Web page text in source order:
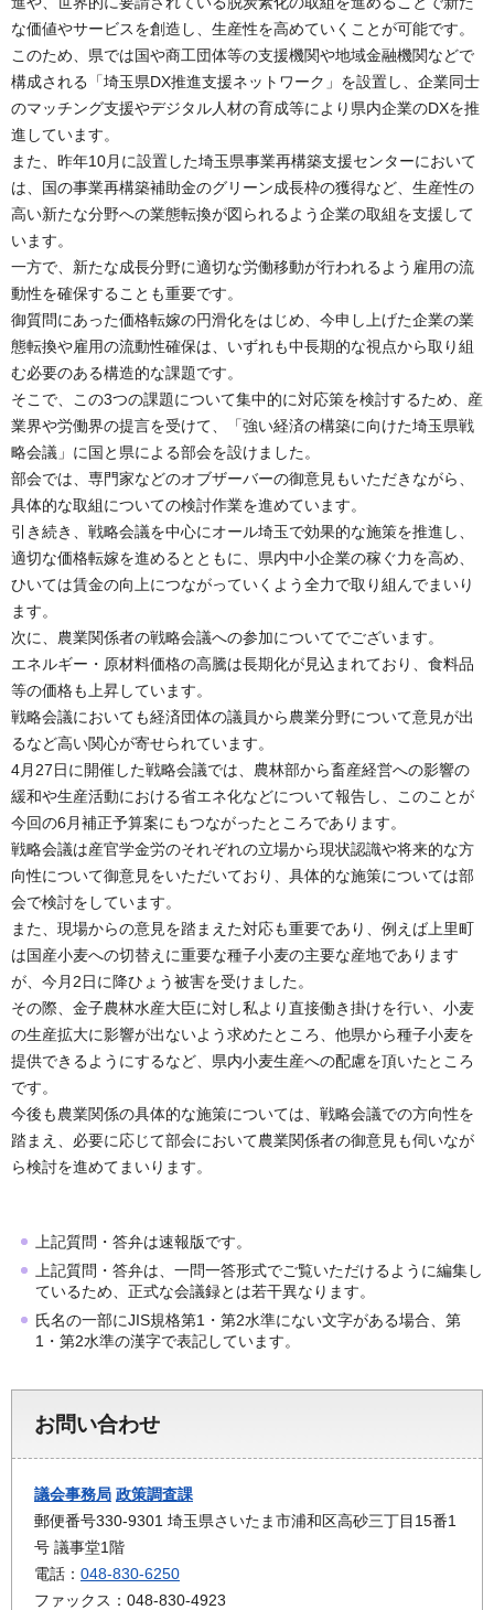
な価値やサービスを創造し、生産性を高めていくことが可能です。
このため、県では国や商工団体等の支援機関や地域金融機関などで
構成される「埼玉県DX推進支援ネットワーク」を設置し、企業同士
のマッチング支援やデジタル人材の育成等により県内企業のDXを推
進しています。
また、昨年10月に設置した埼玉県事業再構築支援センターにおいて
は、国の事業再構築補助金のグリーン成長枠の獲得など、生産性の
高い新たな分野への業態転換が図られるよう企業の取組を支援して
います。
一方で、新たな成長分野に適切な労働移動が行われるよう雇用の流
動性を確保することも重要です。
御質問にあった価格転嫁の円滑化をはじめ、今申し上げた企業の業
態転換や雇用の流動性確保は、いずれも中長期的な視点から取り組
む必要のある構造的な課題です。
そこで、この3つの課題について集中的に対応策を検討するため、産
業界や労働界の提言を受けて、「強い経済の構築に向けた埼玉県戦
略会議」に国と県による部会を設けました。
部会では、専門家などのオブザーバーの御意見もいただきながら、
具体的な取組についての検討作業を進めています。
引き続き、戦略会議を中心にオール埼玉で効果的な施策を推進し、
適切な価格転嫁を進めるとともに、県内中小企業の稼ぐ力を高め、
ひいては賃金の向上につながっていくよう全力で取り組んでまいり
ます。
次に、農業関係者の戦略会議への参加についてでございます。
エネルギー・原材料価格の高騰は長期化が見込まれており、食料品
等の価格も上昇しています。
戦略会議においても経済団体の議員から農業分野について意見が出
るなど高い関心が寄せられています。
4月27日に開催した戦略会議では、農林部から畜産経営への影響の
緩和や生産活動における省エネ化などについて報告し、このことが
今回の6月補正予算案にもつながったところであります。
戦略会議は産官学金労のそれぞれの立場から現状認識や将来的な方
向性について御意見をいただいており、具体的な施策については部
会で検討をしています。
また、現場からの意見を踏まえた対応も重要であり、例えば上里町
は国産小麦への切替えに重要な種子小麦の主要な産地であります
が、今月2日に降ひょう被害を受けました。
その際、金子農林水産大臣に対し私より直接働き掛けを行い、小麦
の生産拡大に影響が出ないよう求めたところ、他県から種子小麦を
提供できるようにするなど、県内小麦生産への配慮を頂いたところ
です。
今後も農業関係の具体的な施策については、戦略会議での方向性を
踏まえ、必要に応じて部会において農業関係者の御意見も伺いなが
ら検討を進めてまいります。
上記質問・答弁は速報版です。
上記質問・答弁は、一問一答形式でご覧いただけるように編集し
ているため、正式な会議録とは若干異なります。
氏名の一部にJIS規格第1・第2水準にない文字がある場合、第
1・第2水準の漢字で表記しています。
お問い合わせ
議会事務局 政策調査課
郵便番号330-9301 埼玉県さいたま市浦和区高砂三丁目15番1
号 議事堂1階
電話： 048-830-6250
ファックス：048-830-4923